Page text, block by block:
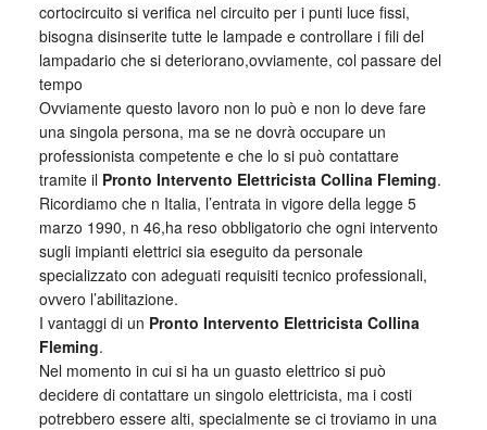
cortocircuito si verifica nel circuito per i punti luce fissi,
bisogna disinserite tutte le lampade e controllare i fili del
lampadario che si deteriorano,ovviamente, col passare del
tempo
Ovviamente questo lavoro non lo può e non lo deve fare
una singola persona, ma se ne dovrà occupare un
professionista competente e che lo si può contattare
tramite il Pronto Intervento Elettricista Collina Fleming.
Ricordiamo che n Italia, l’entrata in vigore della legge 5
marzo 1990, n 46,ha reso obbligatorio che ogni intervento
sugli impianti elettrici sia eseguito da personale
specializzato con adeguati requisiti tecnico professionali,
ovvero l’abilitazione.
I vantaggi di un Pronto Intervento Elettricista Collina
Fleming.
Nel momento in cui si ha un guasto elettrico si può
decidere di contattare un singolo elettricista, ma i costi
potrebbero essere alti, specialmente se ci troviamo in una